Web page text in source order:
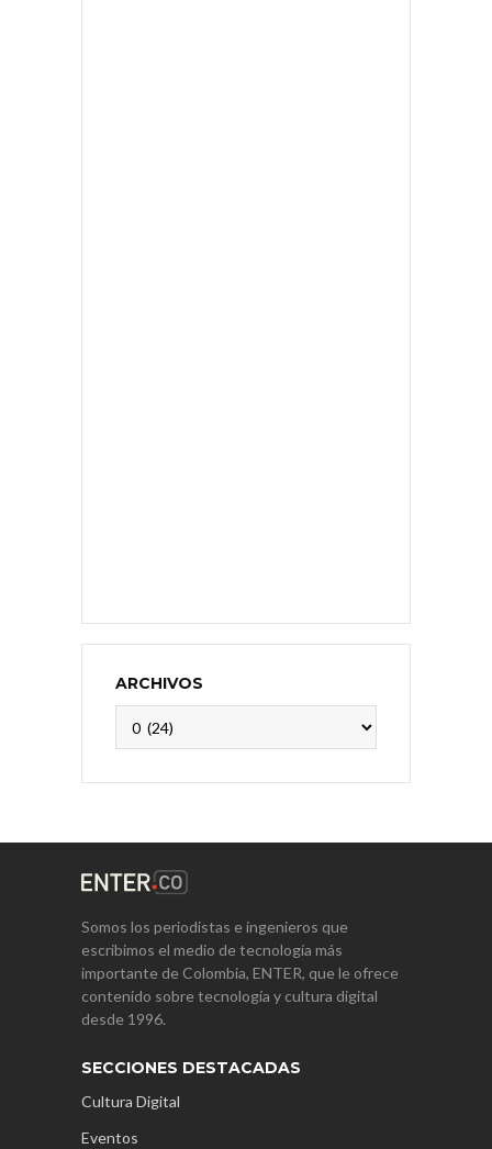
ARCHIVOS
Somos los periodistas e ingenieros que
escribimos el medio de tecnología más
importante de Colombia, ENTER, que le ofrece
contenido sobre tecnología y cultura digital
desde 1996.
SECCIONES DESTACADAS
Cultura Digital
Eventos